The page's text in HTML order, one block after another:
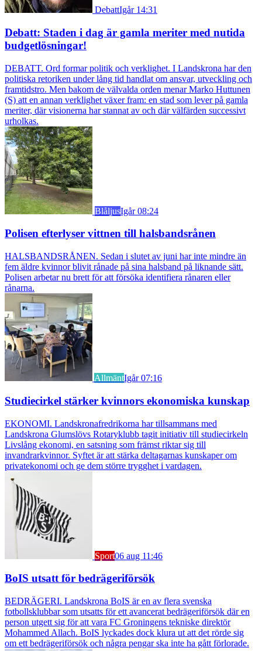
DebattIgår 14:31
Debatt: Staden i dag är gamla meriter med nutida
budgetlösningar!
DEBATT. Ord formar politik och verklighet. I Landskrona har den
politiska retoriken under lång tid handlat om ansvar, utveckling och
framtidstro. Men bakom de välvalda orden menar Marko Huttunen
(S) att en annan verklighet växer fram: en stad som lever på gamla
meriter, där visionerna har stannat av och där välfärden successivt
urholkas.
BlåljusIgår 08:24
Polisen efterlyser vittnen till halsbandsrånen
HALSBANDSRÅNEN. Sedan i slutet av juni har inte mindre än
fem äldre kvinnor blivit rånade på sina halsband på liknande sätt.
Polisen arbetar nu brett för att försöka identifiera rånaren eller
rånarna.
AllmäntIgår 07:16
Studiecirkel stärker kvinnors ekonomiska kunskap
EKONOMI. Landskronafredrikorna har tillsammans med
Landskrona Glumslövs Rotaryklubb tagit initiativ till studiecirkeln
Livslång ekonomi, en satsning som främst riktar sig till
invandrarkvinnor. Syftet är att stärka deltagarnas kunskaper om
privatekonomi och ge dem större trygghet i vardagen.
Sport06 aug 11:46
BoIS utsatt för bedrägeriförsök
BEDRÄGERI. Landskrona BoIS är en av flera svenska
fotbollsklubbar som utsatts för ett avancerat bedrägeriförsök där en
person utgett sig för att vara FC Groningens tekniske direktör
Mohammed Allach. BoIS lyckades dock klura ut att det rörde sig
om ett bedrägeriförsök och några pengar ska inte ha gått förlorade.